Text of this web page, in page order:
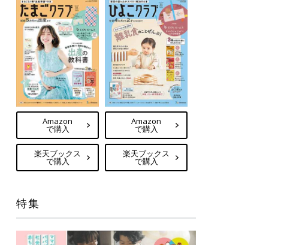
Amazon
で購入
楽天ブックス
で購入
Amazon
で購入
楽天ブックス
で購入
特集